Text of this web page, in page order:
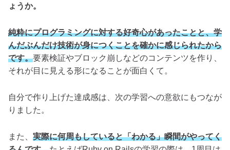
ょうか。
純粋にプログラミングに対する好奇心があったことと、学
んだぶんだけ技術が身につくことを確かに感じられたから
です。要素検証やブロック崩しなどのコンテンツを作り、
それが目に見える形になることが面白くて。
自分で作り上げた達成感は、次の学習への意欲にもつなが
りました。
また、 実際に何周もしていると「わかる」瞬間がやってく